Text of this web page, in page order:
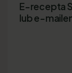
E-recepta
lub e-